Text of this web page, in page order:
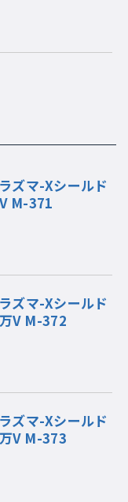
ズマ-Xシールド
M-371
ズマ-Xシールド
V M-372
ズマ-Xシールド
V M-373